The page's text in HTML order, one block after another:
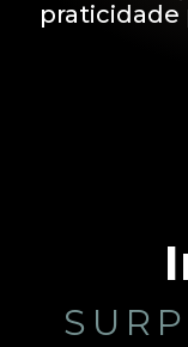
praticidade